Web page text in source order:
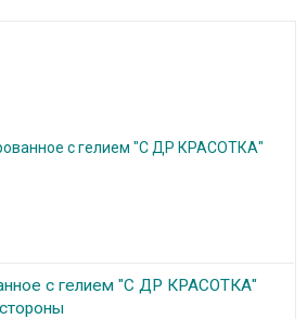
с гелием "С ДР КРАСОТКА"